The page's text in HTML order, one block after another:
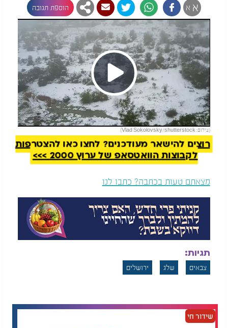
א א הוספת תגובה
Play
Video
(צילום: Vlad Sokolovsky/shutterstock)
להמשך קריאה
רוצים להישאר מעודכנים? לחצו כאן להצטרפות
לקבוצות הוואטסאפ של ערוץ 2000 >>>
מצאתם טעות בכתבה? כתבו לנו
תגיות:
צבאים שלג ירושלים
שידור חי